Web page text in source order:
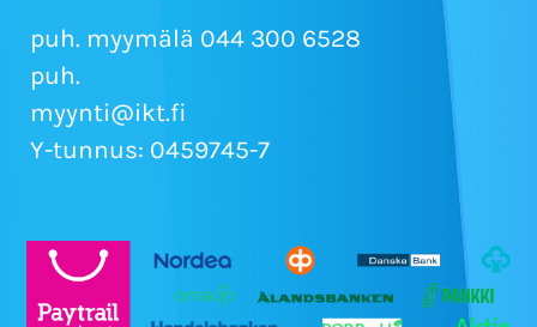
puh. myymälä 044 300 6528
puh.
myynti@ikt.fi
Y-tunnus: 0459745-7